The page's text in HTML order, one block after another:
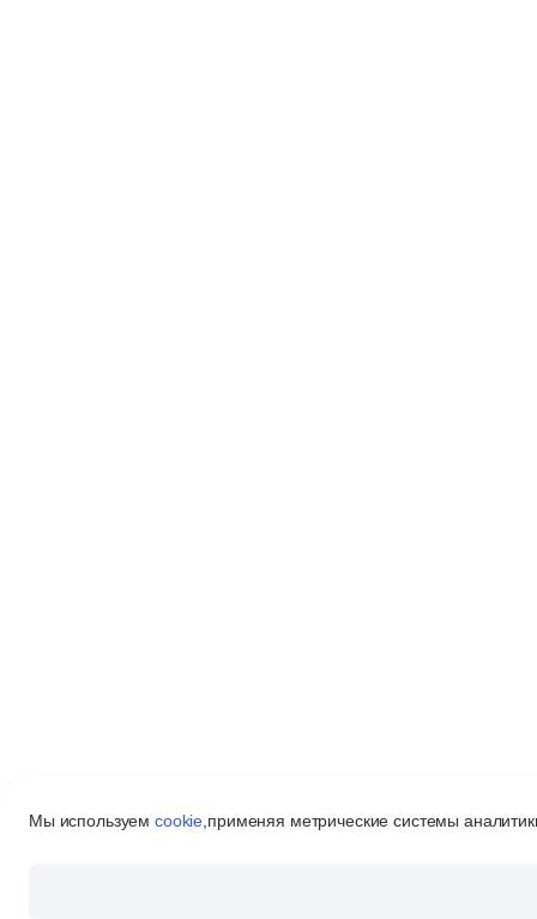
Мы используемcookie применяя метрические системы